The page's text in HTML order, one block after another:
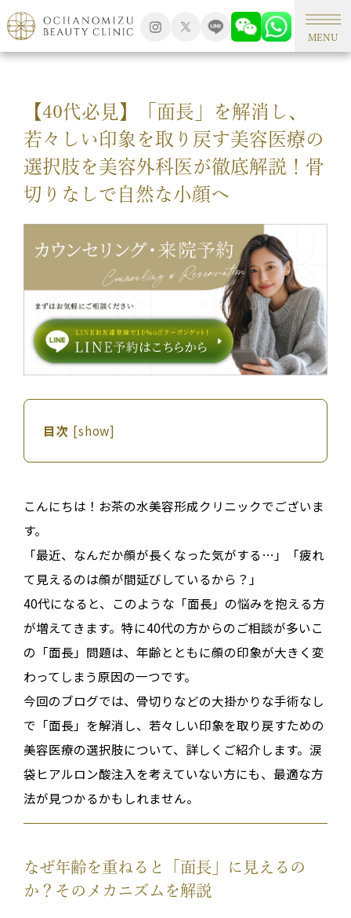
MENU
TOP 形成外科手術
【40代必見】「面長」を解消し、
若々しい印象を取り戻す美容医療の
選択肢を美容外科医が徹底解説！骨
切りなしで自然な小顔へ
目次 [show]
こんにちは！お茶の水美容形成クリニックでございま
す。
「最近、なんだか顔が長くなった気がする…」「疲れ
て見えるのは顔が間延びしているから？」
40代になると、このような「面長」の悩みを抱える方
が増えてきます。特に40代の方からのご相談が多いこ
の「面長」問題は、年齢とともに顔の印象が大きく変
わってしまう原因の一つです。
今回のブログでは、骨切りなどの大掛かりな手術なし
で「面長」を解消し、若々しい印象を取り戻すための
美容医療の選択肢について、詳しくご紹介します。涙
袋ヒアルロン酸注入を考えていない方にも、最適な方
法が見つかるかもしれません。
なぜ年齢を重ねると「面長」に見えるの
か？そのメカニズムを解説